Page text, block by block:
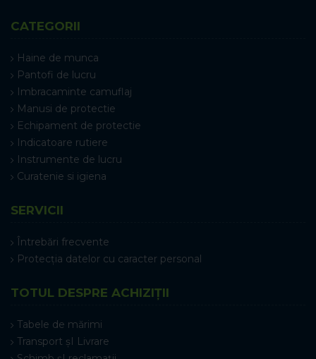
CATEGORII
Haine de munca
Pantofi de lucru
Imbracaminte camuflaj
Manusi de protectie
Echipament de protectie
Indicatoare rutiere
Instrumente de lucru
Curatenie si igiena
SERVICII
Întrebări frecvente
Protecția datelor cu caracter personal
TOTUL DESPRE ACHIZIȚII
Tabele de mărimi
Transport șI Livrare